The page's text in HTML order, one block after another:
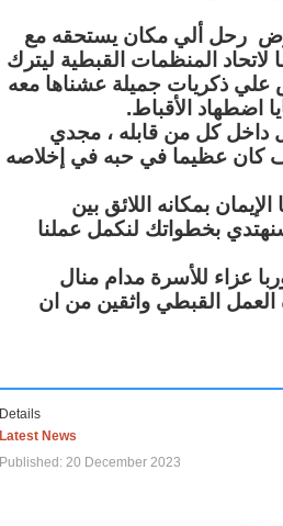
رحل ألي مكان يستحقه مع
المنظمات القبطية ليترك
علي ذكريات جميلة عشناها معه
اضطهاد الأقباط.
داخل كل من قابله ، مجدي
عظيما في حبه في إخلاصه
بمكانه اللائق بين
بخطواتك لنكمل عملنا
عزاء للأسرة مدام منال
العمل القبطي واثقين من ان
Details
Latest News
Published: 20 December 2023